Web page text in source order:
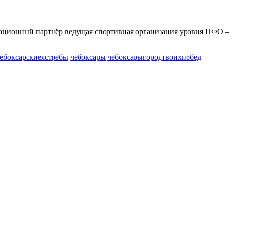
партнёр ведущая спортивная организация уровня ПФО –
чебоксары чебоксарыгородтвоихпобед